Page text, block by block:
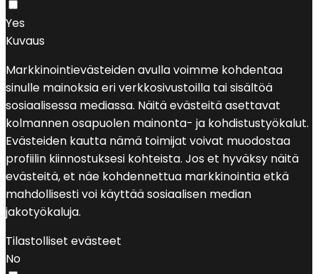
Yes
Kuvaus
Markkinointievästeiden avulla voimme kohdentaa
sinulle mainoksia eri verkkosivustoilla tai sisältöä
sosiaalisessa mediassa. Näitä evästeitä asettavat
kolmannen osapuolen mainonta- ja kohdistustyökalut.
Evästeiden kautta nämä toimijat voivat muodostaa
profiilin kiinnostuksesi kohteista. Jos et hyväksy näitä
evästeitä, et näe kohdennettua markkinointia etkä
mahdollisesti voi käyttää sosiaalisen median
jakotyökaluja.
Tilastolliset evästeet
No